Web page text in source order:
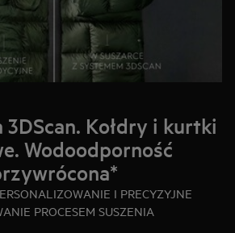
Kołdry i kurtki
Wodoodporność
I PRECYZYJNE
PROCESEM SUSZENIA